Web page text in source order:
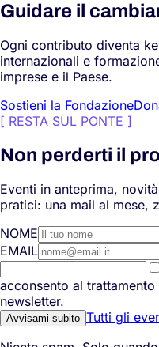
Guidare il
Ogni contributo diventa
internazionali e
imprese e il Paese.
Sostieni la Fondazione
[ RESTA SUL PONTE ]
Non perderti il
Eventi in anteprima,
pratici: una mail al mese,
NOME
EMAIL
acconsento al
newsletter.
Avvisami subito Tutti gli